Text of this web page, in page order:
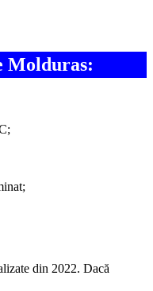
Molduras:
din 2022. Dacă